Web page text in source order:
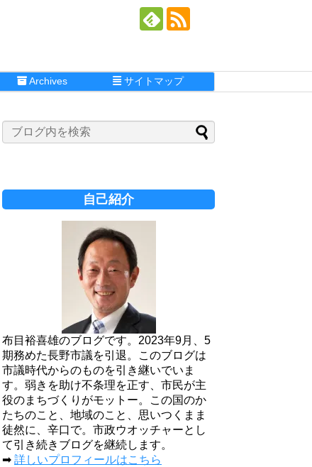
Archives サイトマップ
自己紹介
布目裕喜雄のブログです。2023年9月、5
期務めた長野市議を引退。このブログは
市議時代からのものを引き継いでいま
す。弱きを助け不条理を正す、市民が主
役のまちづくりがモットー。この国のか
たちのこと、地域のこと、思いつくまま
徒然に、辛口で。市政ウオッチャーとし
て引き続きブログを継続します。
➡ 詳しいプロフィールはこちら